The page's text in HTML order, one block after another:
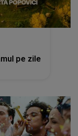
pe zile